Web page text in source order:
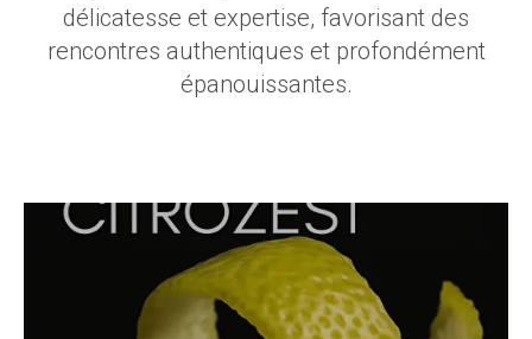
délicatesse et expertise, favorisant des
rencontres authentiques et profondément
épanouissantes.